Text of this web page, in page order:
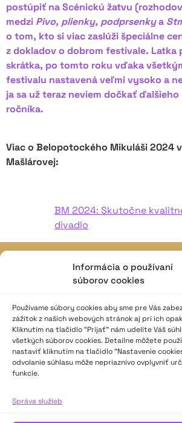
Informácia o používaní
súborov cookies
Používame súbory cookies aby sme pre Vás
zážitok z našich webových stránok aj pri ich
Kliknutím na tlačidlo “Prijať” nám udelíte Váš
všetkých súborov cookies. Detailne môžete
nastaviť kliknutím na tlačidlo "Nastavenie
odvolanie súhlasu môže nepriaznivo ovplyvniť
funkcie.
Správa služieb
postúpiť na Scénickú žatvu
medzi Pivo, plienky, podprsenkya
o tom, kto si viac zaslúži špeciálne
z dokladov o dobrom festivale. Latka
skrátka, po tomto roku vďaka
festivalu nastavená veľmi vysoko a
ja sa už teraz neviem dočkať
ročníka.
Viac o Belopotockého Mikuláši 2024
Mašlárovej:
BM 2024: Skutočne
divadlo
e-mail: javisko.noc@nocka.sk
Nám. SNP č. 12, 812 34 Bratislava 1
Slovenská republika
2023–2025 ©
Logofont by